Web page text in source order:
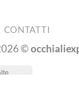
CONTATTI
©